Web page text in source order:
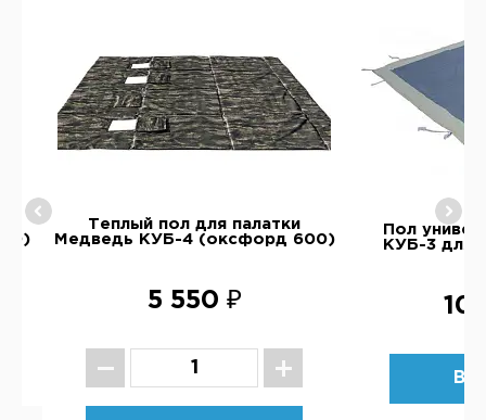
Теплый пол для палатки
Медведь КУБ-4 (оксфорд 600)
5 550 ₽
Пол
КУБ-3 для
10